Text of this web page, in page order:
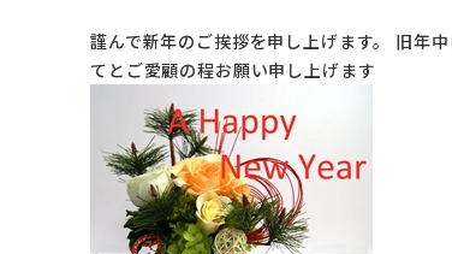
謹んで新年のご挨拶を申し上げます。 旧年
てとご愛顧の程お願い申し上げます